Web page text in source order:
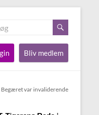
Bliv medlem
Begæret var invaliderende